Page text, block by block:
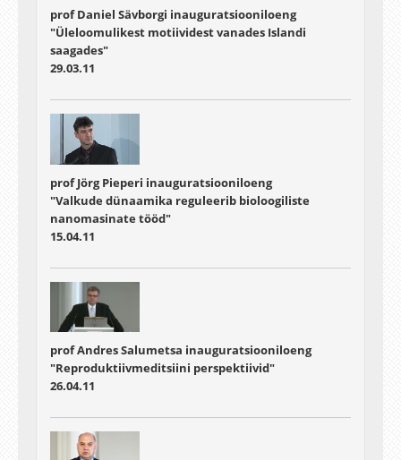
prof Daniel Sävborgi inauguratsiooniloeng
"Üleloomulikest motiividest vanades Islandi
saagades"
29.03.11
prof Jörg Pieperi inauguratsiooniloeng
"Valkude dünaamika reguleerib bioloogiliste
nanomasinate tööd"
15.04.11
prof Andres Salumetsa inauguratsiooniloeng
"Reproduktiivmeditsiini perspektiivid"
26.04.11